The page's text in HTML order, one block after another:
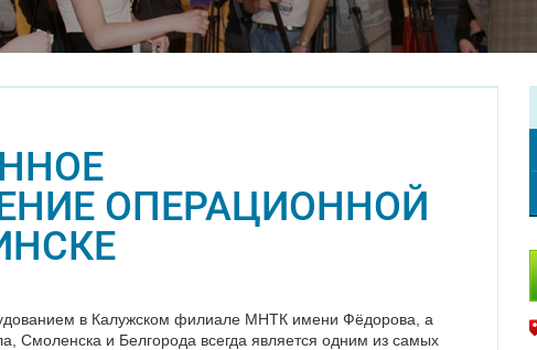
ОПЕРАЦИОННОЙ
в Калужском филиале МНТК имени Фёдорова, а
Смоленска и Белгорода всегда является одним из самых